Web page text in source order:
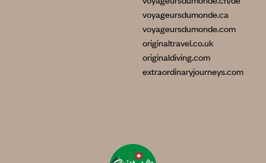
voyageursdumonde.ca
voyageursdumonde.com
originaltravel.co.uk
originaldiving.com
extraordinaryjourneys.com